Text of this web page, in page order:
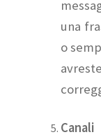
una
o